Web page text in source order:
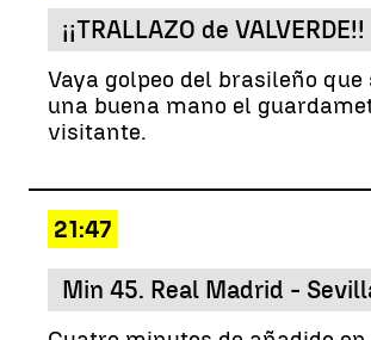
¡¡TRALLAZO de VALVERDE!!
Vaya golpeo del brasileño que
una buena mano el
visitante.
21:47
Min 45. Real Madrid -